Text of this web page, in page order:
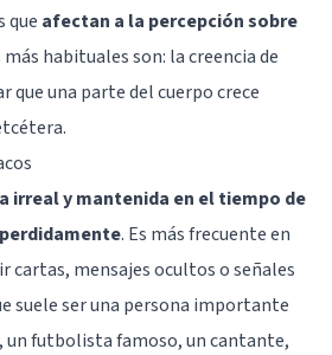
que afectan a la percepción sobre
más habituales son: la creencia de
que una parte del cuerpo crece
irreal y mantenida en el tiempo de
. Es más frecuente en
cartas, mensajes ocultos o señales
suele ser una persona importante
un futbolista famoso, un cantante,